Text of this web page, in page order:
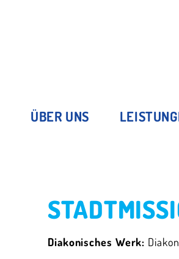
ÜBER UNS
Diakonisches Werk: